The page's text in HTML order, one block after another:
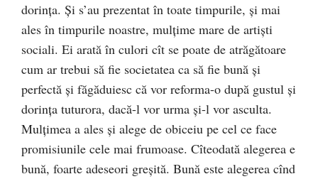
dorința. Şi s’au prezentat în toate timpurile, și mai
ales în timpurile noastre, mulţime mare de artişti
sociali. Ei arată în culori cît se poate de atrăgătoare
cum ar trebui să fie societatea ca să fie bună şi
perfectă şi făgăduiesc că vor reforma-o după gustul şi
dorința tuturora, dacă-l vor urma şi-l vor asculta.
Mulțimea a ales și alege de obiceiu pe cel ce face
promisiunile cele mai frumoase. Cîteodată alegerea e
bună, foarte adeseori greşită. Bună este alegerea cînd